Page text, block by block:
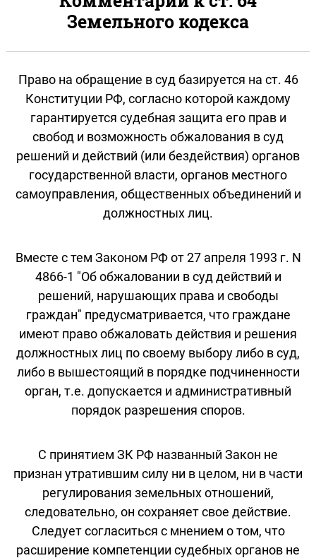
Земельного кодекса
Право на обращение в суд базируется на ст. 46
Конституции РФ, согласно которой каждому
гарантируется судебная защита его прав и
свобод и возможность обжалования в суд
решений и действий (или бездействия) органов
государственной власти, органов местного
самоуправления, общественных объединений и
должностных лиц.
Вместе с тем Законом РФ от 27 апреля 1993 г. N
4866-1 "Об обжаловании в суд действий и
решений, нарушающих права и свободы
граждан" предусматривается, что граждане
имеют право обжаловать действия и решения
должностных лиц по своему выбору либо в суд,
либо в вышестоящий в порядке подчиненности
орган, т.е. допускается и административный
порядок разрешения споров.
С принятием ЗК РФ названный Закон не
признан утратившим силу ни в целом, ни в части
регулирования земельных отношений,
следовательно, он сохраняет свое действие.
Следует согласиться с мнением о том, что
расширение компетенции судебных органов не